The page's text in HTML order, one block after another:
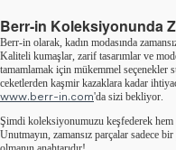
Berr-in Koleksiyonunda
Berr-in olarak, kadın modasında
Kaliteli kumaşlar, zarif tasarımlar ve
tamamlamak için mükemmel seçenekler
ceketlerden kaşmir kazaklara kadar
www.berr-in.com'da sizi bekliyor.
Şimdi koleksiyonumuzu keşfederek hem
Unutmayın, zamansız parçalar sadece